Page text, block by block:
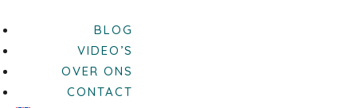
BLOG
VIDEO’S
OVER ONS
CONTACT